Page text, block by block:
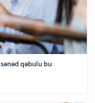
qəbulu bu